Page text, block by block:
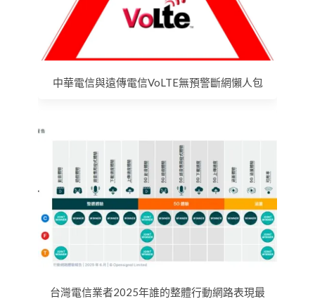
中華電信與遠傳電信VoLTE無預警斷網懶人包
台灣電信業者2025年誰的整體行動網路表現最